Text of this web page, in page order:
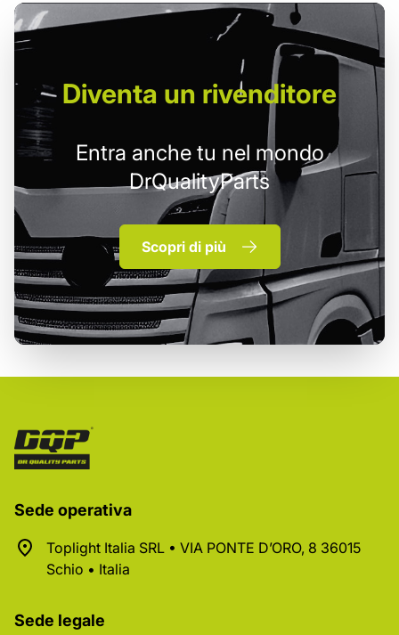
Diventa un rivenditore
Entra anche tu nel mondo
DrQualityParts
Scopri di più
Sede operativa
Toplight Italia SRL • VIA PONTE D’ORO, 8 36015
Schio • Italia
Sede legale